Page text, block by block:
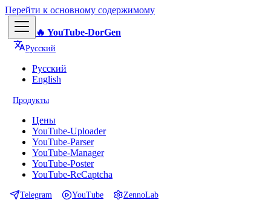
Перейти к основному содержимому
🔥 YouTube-DorGen
Русский
Русский
English
Продукты
Цены
YouTube-Uploader
YouTube-Parser
YouTube-Manager
YouTube-Poster
YouTube-ReCaptcha
Telegram YouTube ZennoLab